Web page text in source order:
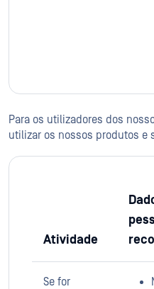
Para os utilizadores dos
utilizar os nossos produtos e
Atividade
Se for